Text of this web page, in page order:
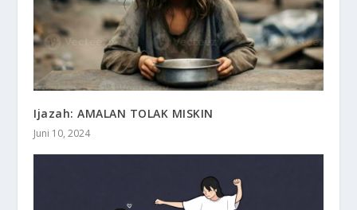
Ijazah: AMALAN TOLAK MISKIN
Juni 10, 2024